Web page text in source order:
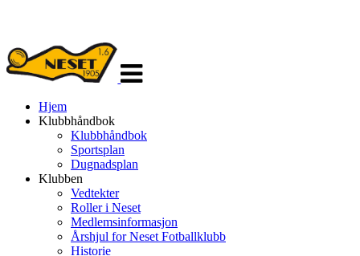
navigasjon
Hjem
Klubbhåndbok
Klubbhåndbok
Sportsplan
Dugnadsplan
Klubben
Vedtekter
Roller i Neset
Medlemsinformasjon
Årshjul for Neset Fotballklubb
Historie